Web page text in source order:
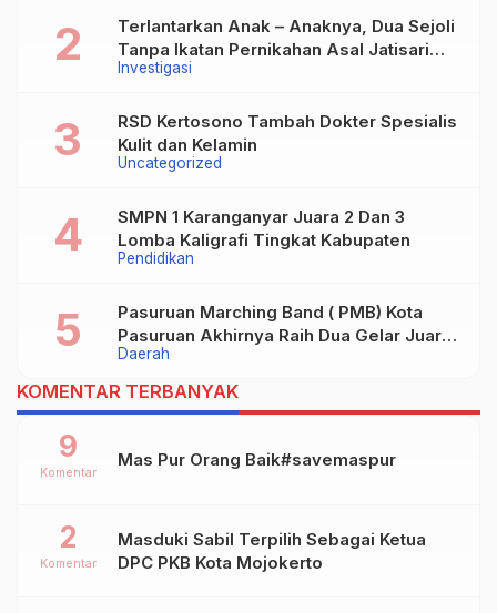
Investigasi
Terlantarkan Anak – Anaknya, Dua Sejoli
Tanpa Ikatan Pernikahan Asal Jatisari
Kecamatan Geger Madiun dan Maospati
Uncategorized
RSD Kertosono Tambah Dokter Spesialis
Kulit dan Kelamin
Pendidikan
SMPN 1 Karanganyar Juara 2 Dan 3
Lomba Kaligrafi Tingkat Kabupaten
Daerah
Pasuruan Marching Band ( PMB) Kota
Pasuruan Akhirnya Raih Dua Gelar Juara
Dalam Kejurprov Jatim 2024
KOMENTAR TERBANYAK
Mas Pur Orang Baik#savemaspur
9
Komentar
Masduki Sabil Terpilih Sebagai Ketua
DPC PKB Kota Mojokerto
2
Komentar